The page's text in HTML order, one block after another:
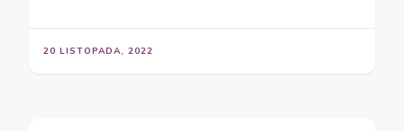
20 LISTOPADA, 2022